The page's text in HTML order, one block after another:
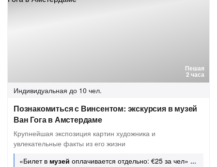
Пешая
2 часа
Индивидуальная до 10 чел.
Познакомиться с Винсентом: экскурсия в музей
Ван Гога в Амстердаме
Крупнейшая экспозиция картин художника и
увлекательные факты из его жизни
«Билет в музей оплачивается отдельно: €25 за чел»